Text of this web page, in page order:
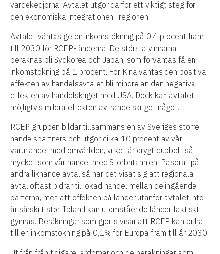
värdekedjorna. Avtalet utgör därför ett viktigt steg för
den ekonomiska integrationen i regionen.
Avtalet väntas ge en inkomstökning på 0,4 procent fram
till 2030 för RCEP-länderna. De största vinnarna
beräknas bli Sydkorea och Japan, som förväntas få en
inkomstökning på 1 procent. För Kina väntas den positiva
effekten av handelsavtalet bli mindre än den negativa
effekten av handelskriget med USA. Dock kan avtalet
möjligtvis mildra effekten av handelskriget något.
RCEP gruppen bildar tillsammans en av Sveriges större
handelspartners och utgör cirka 10 procent av vår
varuhandel med omvärlden, vilket är drygt dubbelt så
mycket som vår handel med Storbritannien. Baserat på
andra liknande avtal så har det visat sig att regionala
avtal oftast bidrar till ökad handel mellan de ingående
parterna, men att effekten på länder utanför avtalet inte
är särskilt stor. Ibland kan utomstående länder faktiskt
gynnas. Beräkningar som gjorts visar att RCEP kan bidra
till en inkomstökning på 0,1% för Europa fram till år 2030.